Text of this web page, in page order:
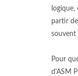
partir
souvent
Pour
d'ASM